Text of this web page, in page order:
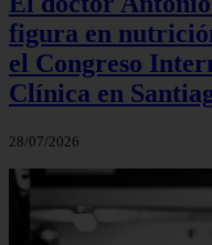
figura en
el Congreso
Clínica en
28/07/2026